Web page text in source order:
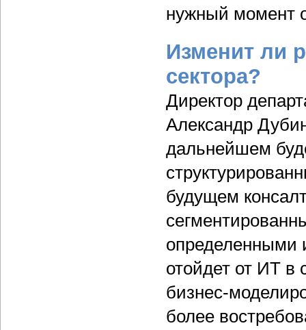
нужный момент
Изменит ли
сектора?
Директор
Александр
дальнейшем
будущем
определенными
отойдет от ИТ в
бизнес-
более